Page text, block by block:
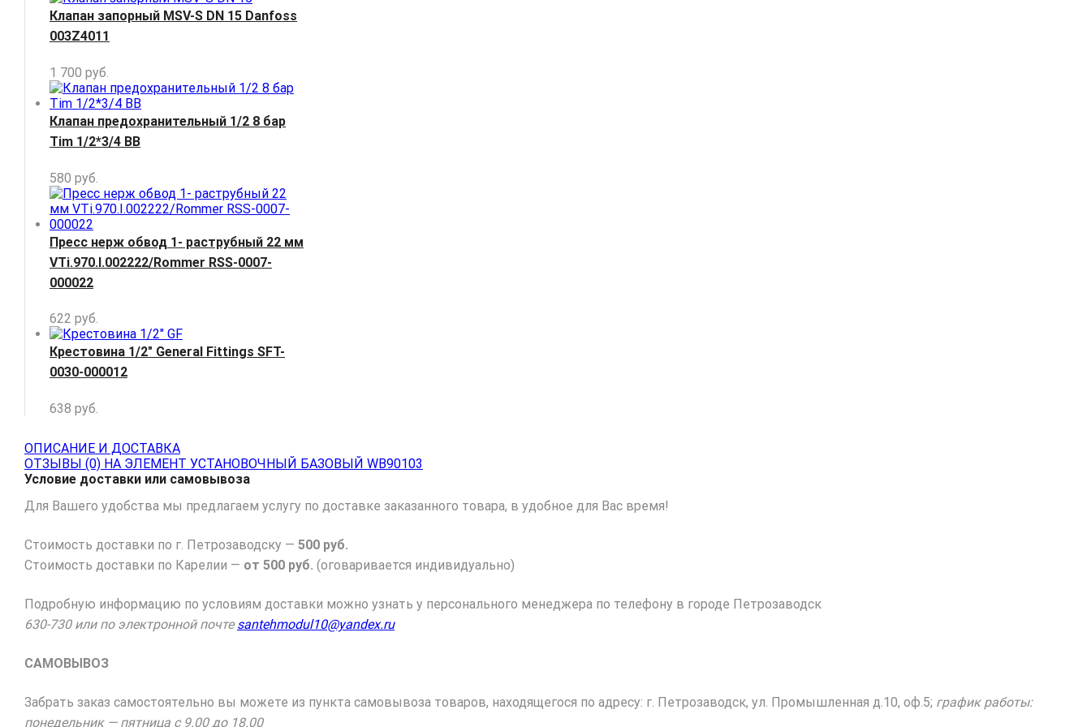
Клапан запорный MSV-S DN 15 Danfoss
003Z4011
1 700 руб.
Клапан предохранительный 1/2 8 бар
Tim 1/2*3/4 ВВ
580 руб.
Пресс нерж обвод 1- раструбный 22 мм
VTi.970.I.002222/Rommer RSS-0007-
000022
622 руб.
Крестовина 1/2" General Fittings SFT-
0030-000012
638 руб.
ОПИСАНИЕ И ДОСТАВКА
ОТЗЫВЫ (0) НА ЭЛЕМЕНТ УСТАНОВОЧНЫЙ БАЗОВЫЙ WB90103
Условие доставки или самовывоза
Для Вашего удобства мы предлагаем услугу по доставке заказанного товара, в удобное для Вас время!
Стоимость доставки по г. Петрозаводску — 500 руб.
Стоимость доставки по Карелии — от 500 руб. (оговаривается индивидуально)
Подробную информацию по условиям доставки можно узнать у персонального менеджера по телефону в городе Петрозаводск
630-730 или по электронной почте santehmodul10@yandex.ru
САМОВЫВОЗ
Забрать заказ самостоятельно вы можете из пункта самовывоза товаров, находящегося по адресу: г. Петрозаводск, ул. Промышленная д.10, оф.5; график работы:
понедельник — пятница с 9.00 до 18.00